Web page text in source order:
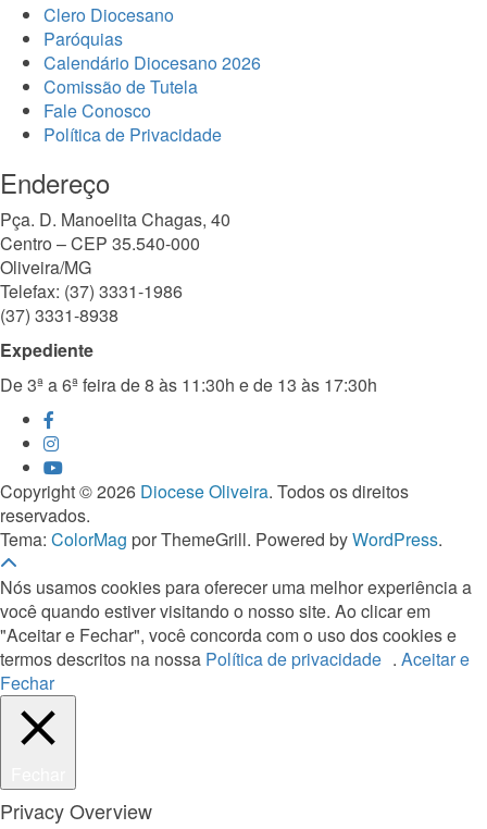
Clero Diocesano
Paróquias
Calendário Diocesano 2026
Comissão de Tutela
Fale Conosco
Política de Privacidade
Endereço
Pça. D. Manoelita Chagas, 40
Centro – CEP 35.540-000
Oliveira/MG
Telefax: (37) 3331-1986
(37) 3331-8938
Expediente
De 3ª a 6ª feira de 8 às 11:30h e de 13 às 17:30h
Copyright © 2026 Diocese Oliveira. Todos os direitos
reservados.
Tema: ColorMag por ThemeGrill. Powered byWordPress.
Nós usamos cookies para oferecer uma melhor experiência a
você quando estiver visitando o nosso site. Ao clicar em
"Aceitar e Fechar", você concorda com o uso dos cookies e
termos descritos na nossa Política de privacidade . Aceitar e
Fechar
Privacy Overview